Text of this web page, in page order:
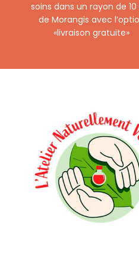
soins dans un rayon de
de Morangis avec
«livraison gratuite»